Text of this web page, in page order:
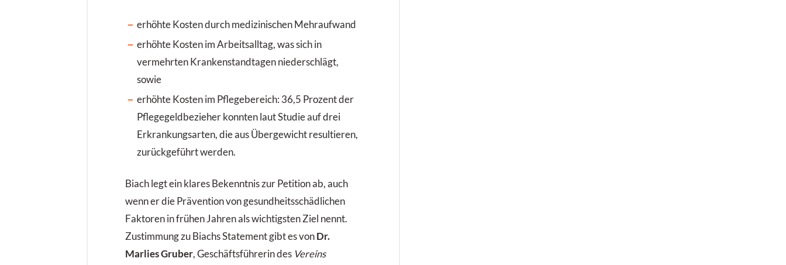
erhöhte Kosten durch medizinischen Mehraufwand
erhöhte Kosten im Arbeitsalltag, was sich in
vermehrten Krankenstandtagen niederschlägt,
sowie
erhöhte Kosten im Pflegebereich: 36,5 Prozent der
Pflegegeldbezieher konnten laut Studie auf drei
Erkrankungsarten, die aus Übergewicht resultieren,
zurückgeführt werden.
Biach legt ein klares Bekenntnis zur Petition ab, auch
wenn er die Prävention von gesundheitsschädlichen
Faktoren in frühen Jahren als wichtigsten Ziel nennt.
Zustimmung zu Biachs Statement gibt es von Dr.
Marlies Gruber, Geschäftsführerin des Vereins